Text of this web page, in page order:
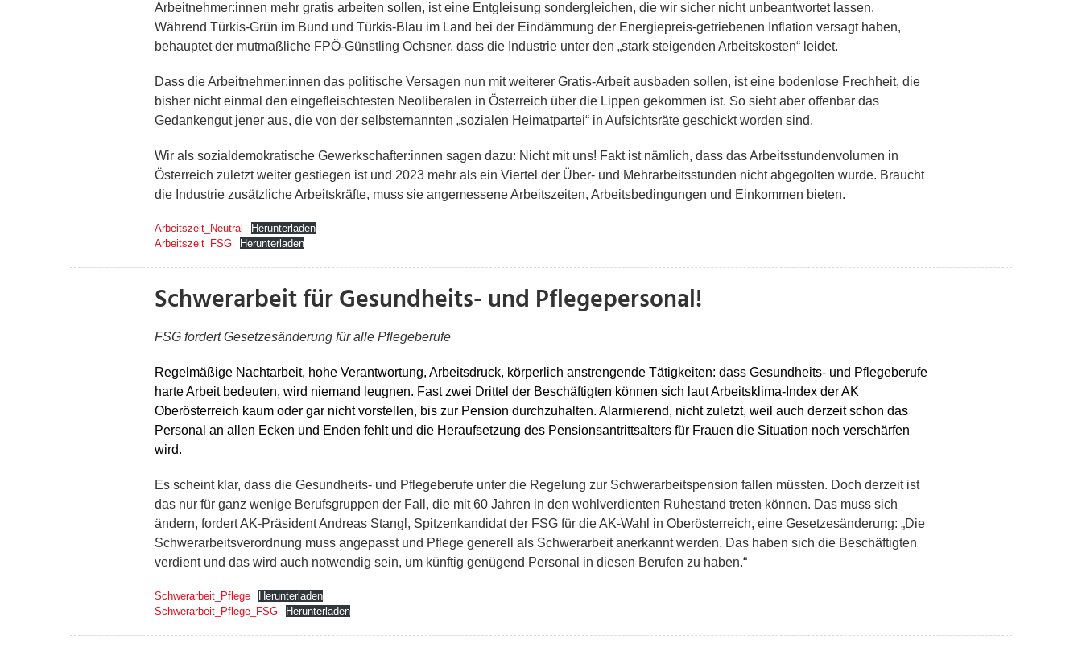
Arbeitnehmer:innen mehr gratis arbeiten sollen, ist eine Entgleisung sondergleichen, die wir sicher nicht unbeantwortet lassen.
Während Türkis-Grün im Bund und Türkis-Blau im Land bei der Eindämmung der Energiepreis-getriebenen Inflation versagt haben,
behauptet der mutmaßliche FPÖ-Günstling Ochsner, dass die Industrie unter den „stark steigenden Arbeitskosten“ leidet.
Dass die Arbeitnehmer:innen das politische Versagen nun mit weiterer Gratis-Arbeit ausbaden sollen, ist eine bodenlose Frechheit, die
bisher nicht einmal den eingefleischtesten Neoliberalen in Österreich über die Lippen gekommen ist. So sieht aber offenbar das
Gedankengut jener aus, die von der selbsternannten „sozialen Heimatpartei“ in Aufsichtsräte geschickt worden sind.
Wir als sozialdemokratische Gewerkschafter:innen sagen dazu: Nicht mit uns! Fakt ist nämlich, dass das Arbeitsstundenvolumen in
Österreich zuletzt weiter gestiegen ist und 2023 mehr als ein Viertel der Über- und Mehrarbeitsstunden nicht abgegolten wurde. Braucht
die Industrie zusätzliche Arbeitskräfte, muss sie angemessene Arbeitszeiten, Arbeitsbedingungen und Einkommen bieten.
Arbeitszeit_Neutral
Herunterladen
Arbeitszeit_FSG
Herunterladen
Schwerarbeit für Gesundheits- und Pflegepersonal!
FSG fordert Gesetzesänderung für alle Pflegeberufe
Regelmäßige Nachtarbeit, hohe Verantwortung, Arbeitsdruck, körperlich anstrengende Tätigkeiten: dass Gesundheits- und Pflegeberufe
harte Arbeit bedeuten, wird niemand leugnen. Fast zwei Drittel der Beschäftigten können sich laut Arbeitsklima-Index der AK
Oberösterreich kaum oder gar nicht vorstellen, bis zur Pension durchzuhalten. Alarmierend, nicht zuletzt, weil auch derzeit schon das
Personal an allen Ecken und Enden fehlt und die Heraufsetzung des Pensionsantrittsalters für Frauen die Situation noch verschärfen
wird.
Es scheint klar, dass die Gesundheits- und Pflegeberufe unter die Regelung zur Schwerarbeitspension fallen müssten. Doch derzeit ist
das nur für ganz wenige Berufsgruppen der Fall, die mit 60 Jahren in den wohlverdienten Ruhestand treten können. Das muss sich
ändern, fordert AK-Präsident Andreas Stangl, Spitzenkandidat der FSG für die AK-Wahl in Oberösterreich, eine Gesetzesänderung: „Die
Schwerarbeitsverordnung muss angepasst und Pflege generell als Schwerarbeit anerkannt werden. Das haben sich die Beschäftigten
verdient und das wird auch notwendig sein, um künftig genügend Personal in diesen Berufen zu haben.“
Schwerarbeit_Pflege
Herunterladen
Schwerarbeit_Pflege_FSG
Herunterladen